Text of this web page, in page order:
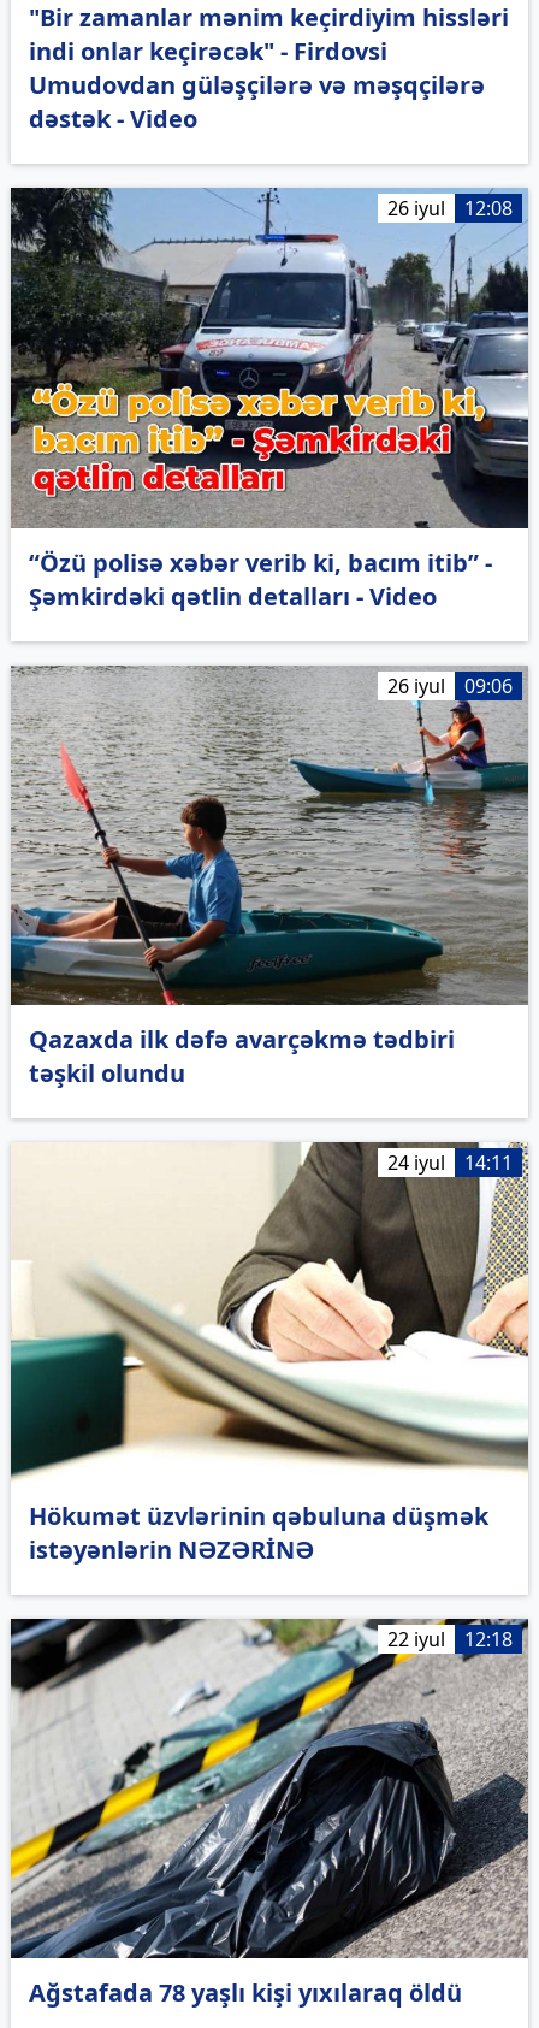
"Bir zamanlar mənim keçirdiyim hissləri
indi onlar keçirəcək" - Firdovsi
Umudovdan güləşçilərə və məşqçilərə
dəstək - Video
26 iyul 12:08
“Özü polisə xəbər verib ki, bacım itib” -
Şəmkirdəki qətlin detalları - Video
26 iyul 09:06
Qazaxda ilk dəfə avarçəkmə tədbiri
təşkil olundu
24 iyul 14:11
Hökumət üzvlərinin qəbuluna düşmək
istəyənlərin NƏZƏRİNƏ
22 iyul 12:18
Ağstafada 78 yaşlı kişi yıxılaraq öldü